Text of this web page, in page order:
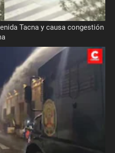
Tacna y causa congestión